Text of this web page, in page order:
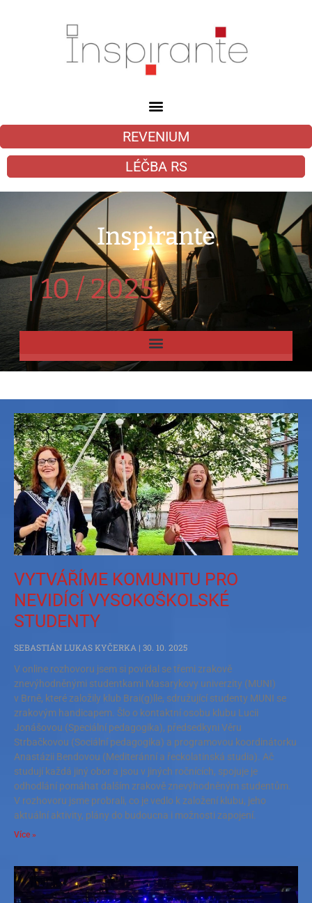
REVENIUM
LÉČBA RS
Inspirante
|10 / 2025
VYTVÁŘÍME KOMUNITU PRO
NEVIDÍCÍ VYSOKOŠKOLSKÉ
STUDENTY
SEBASTIÁN LUKAS KYČERKA
30. 10. 2025
V online rozhovoru jsem si povídal se třemi zrakově
znevýhodněnými studentkami Masarykovy univerzity (MUNI)
v Brně, které založily klub Brai(g)lle, sdružující studenty MUNI se
zrakovým handicapem. Šlo o kontaktní osobu klubu Lucii
Jonášovou (Speciální pedagogika), předsedkyni Věru
Strbačkovou (Sociální pedagogika) a programovou koordinátorku
Anastázii Bendovou (Mediteránní a řeckolatinská studia). Ač
studují každá jiný obor a jsou v jiných ročnících, spojuje je
odhodlání pomáhat dalším zrakově znevýhodněným studentům.
V rozhovoru jsme probrali, co je vedlo k založení klubu, jeho
aktuální aktivity, plány do budoucna i možnosti zapojení.
Více »